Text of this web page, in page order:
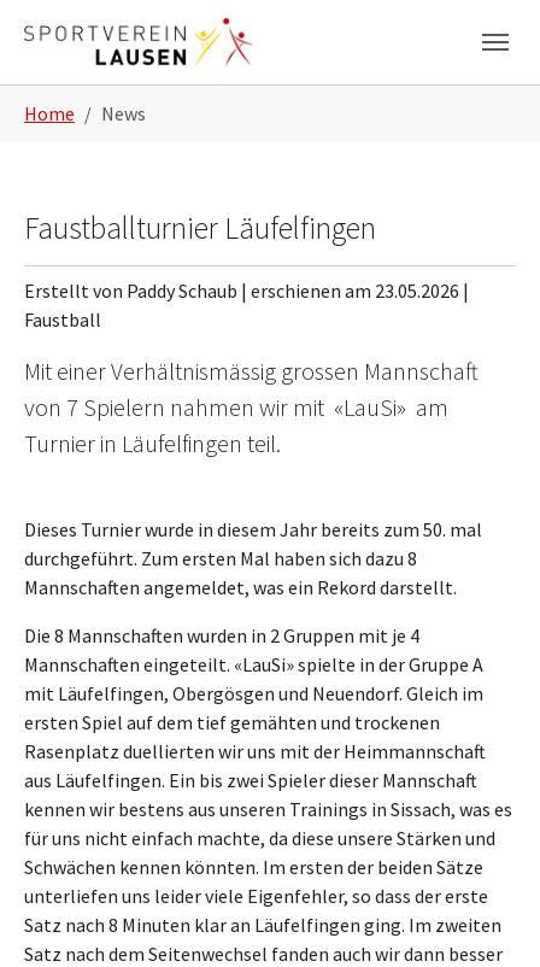
Home News
Faustballturnier Läufelfingen
Erstellt von Paddy Schaub | erschienen am 23.05.2026 |
Faustball
Mit einer Verhältnismässig grossen Mannschaft
von 7 Spielern nahmen wir mit «LauSi» am
Turnier in Läufelfingen teil.
Dieses Turnier wurde in diesem Jahr bereits zum 50. mal
durchgeführt. Zum ersten Mal haben sich dazu 8
Mannschaften angemeldet, was ein Rekord darstellt.
Die 8 Mannschaften wurden in 2 Gruppen mit je 4
Mannschaften eingeteilt. «LauSi» spielte in der Gruppe A
mit Läufelfingen, Obergösgen und Neuendorf. Gleich im
ersten Spiel auf dem tief gemähten und trockenen
Rasenplatz duellierten wir uns mit der Heimmannschaft
aus Läufelfingen. Ein bis zwei Spieler dieser Mannschaft
kennen wir bestens aus unseren Trainings in Sissach, was es
für uns nicht einfach machte, da diese unsere Stärken und
Schwächen kennen könnten. Im ersten der beiden Sätze
unterliefen uns leider viele Eigenfehler, so dass der erste
Satz nach 8 Minuten klar an Läufelfingen ging. Im zweiten
Satz nach dem Seitenwechsel fanden auch wir dann besser